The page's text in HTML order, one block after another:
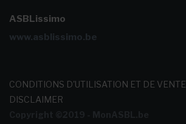
ASBLissimo
www.asblissimo.be
CONDITIONS D'UTILISATION ET DE VENTE
DISCLAIMER